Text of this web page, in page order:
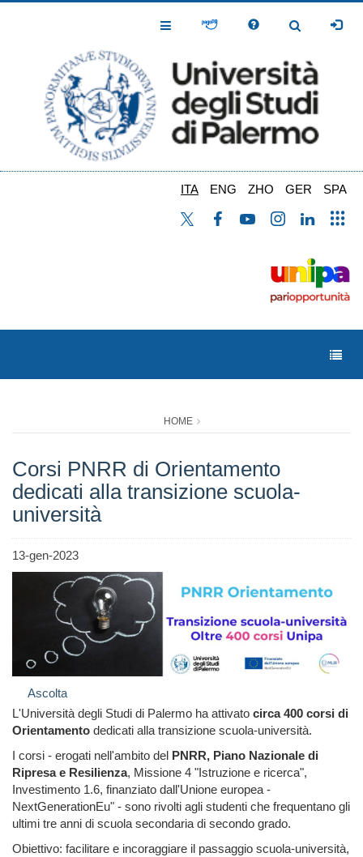
Toggle
Toggle
ITA ENG ZHO GER SPA
HOME
Corsi PNRR di Orientamento
dedicati alla transizione scuola-
università
13-gen-2023
Ascolta
L'Università degli Studi di Palermo ha attivato circa 400 corsi di
Orientamento dedicati alla transizione scuola-università.
I corsi - erogati nell'ambito del PNRR, Piano Nazionale di
Ripresa e Resilienza, Missione 4 "Istruzione e ricerca",
Investimento 1.6, finanziato dall'Unione europea -
NextGenerationEu" - sono rivolti agli studenti che frequentano gli
ultimi tre anni di scuola secondaria di secondo grado.
Obiettivo: facilitare e incoraggiare il passaggio scuola-università,